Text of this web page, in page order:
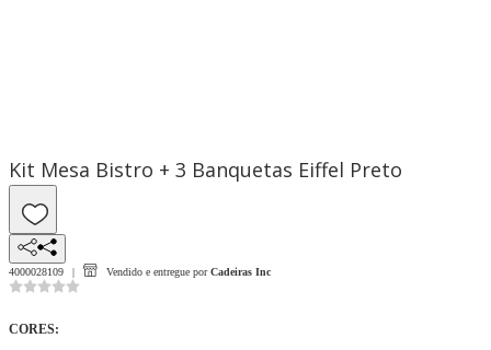
Kit Mesa Bistro + 3 Banquetas Eiffel Preto
4000028109 Vendido e entregue por Cadeiras Inc
CORES: